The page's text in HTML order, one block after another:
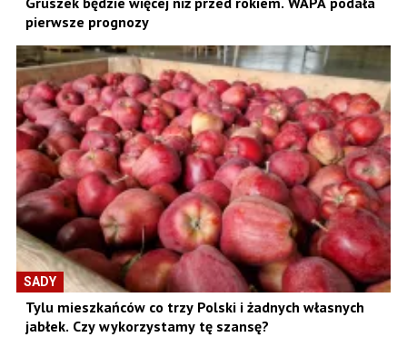
pierwsze prognozy
SADY
Tylu mieszkańców co trzy Polski i żadnych własnych
jabłek. Czy wykorzystamy tę szansę?